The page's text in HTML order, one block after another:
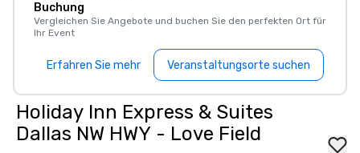
Buchung
Vergleichen Sie Angebote und buchen Sie den perfekten Ort für
Ihr Event
Erfahren Sie mehr Veranstaltungsorte suchen
Holiday Inn Express & Suites
Dallas NW HWY - Love Field